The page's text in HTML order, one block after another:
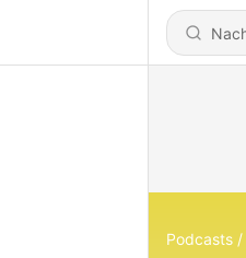
Podcasts